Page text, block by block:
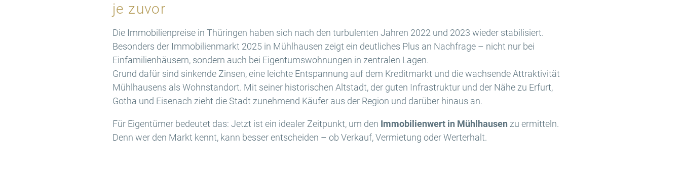
je zuvor
Die Immobilienpreise in Thüringen haben sich nach den turbulenten Jahren 2022 und 2023 wieder stabilisiert.
Besonders der Immobilienmarkt 2025 in Mühlhausen zeigt ein deutliches Plus an Nachfrage – nicht nur bei
Einfamilienhäusern, sondern auch bei Eigentumswohnungen in zentralen Lagen.
Grund dafür sind sinkende Zinsen, eine leichte Entspannung auf dem Kreditmarkt und die wachsende Attraktivität
Mühlhausens als Wohnstandort. Mit seiner historischen Altstadt, der guten Infrastruktur und der Nähe zu Erfurt,
Gotha und Eisenach zieht die Stadt zunehmend Käufer aus der Region und darüber hinaus an.
Für Eigentümer bedeutet das: Jetzt ist ein idealer Zeitpunkt, um den Immobilienwert in Mühlhausen zu ermitteln.
Denn wer den Markt kennt, kann besser entscheiden – ob Verkauf, Vermietung oder Werterhalt.